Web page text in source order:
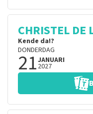
CHRISTEL DE
Kende da!?
DONDERDAG
21JANUARI
2027